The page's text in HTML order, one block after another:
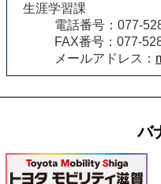
生涯学習課
電話番号：077-
FAX番号：077-
メールアドレス：
バ